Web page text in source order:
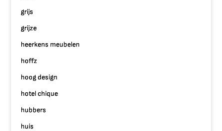
grijs
grijze
heerkens meubelen
hoffz
hoog design
hotel chique
hubbers
huis